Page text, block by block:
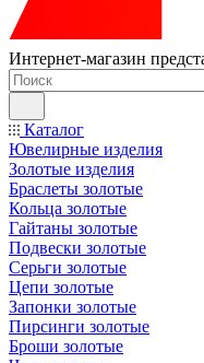
Интернет-магазин
Каталог
Ювелирные изделия
Золотые изделия
Браслеты золотые
Кольца золотые
Гайтаны золотые
Подвески золотые
Серьги золотые
Цепи золотые
Запонки золотые
Пирсинги золотые
Броши золотые